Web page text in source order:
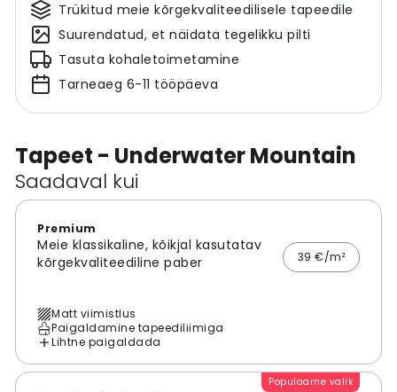
Tapeet - Underwater Mountain
Saadaval kui
Premium
Meie klassikaline, kõikjal kasutatav
kõrgekvaliteediline paber
39 €/m²
Matt viimistlus
Paigaldamine tapeediliimiga
Lihtne paigaldada
Populaarne valik
Trükitud meie kõrgekvaliteedilisele tapeedile
Suurendatud, et näidata tegelikku pilti
Tasuta kohaletoimetamine
Tarneaeg 6-11 tööpäeva